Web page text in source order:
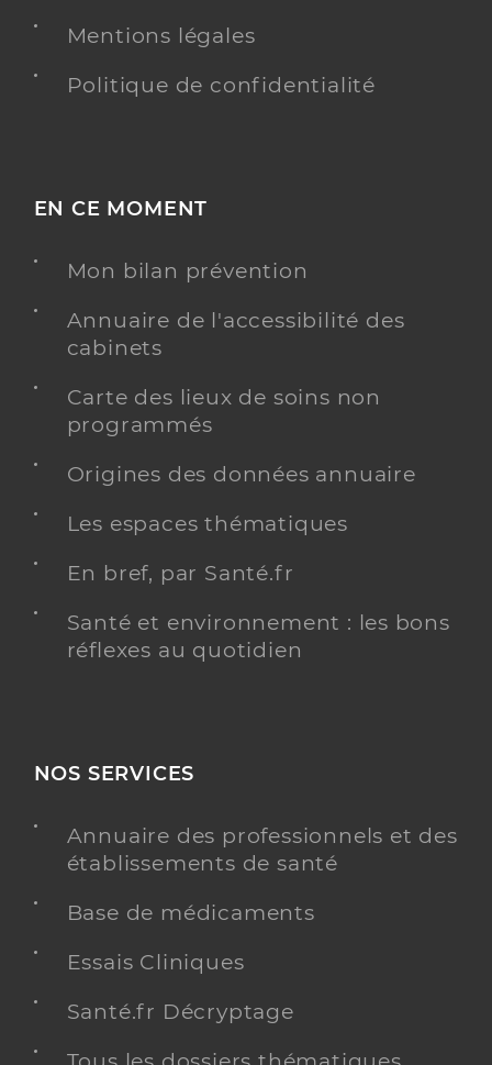
Mentions légales
Politique de confidentialité
EN CE MOMENT
Mon bilan prévention
Annuaire de l'accessibilité des
cabinets
Carte des lieux de soins non
programmés
Origines des données annuaire
Les espaces thématiques
En bref, par Santé.fr
Santé et environnement : les bons
réflexes au quotidien
NOS SERVICES
Annuaire des professionnels et des
établissements de santé
Base de médicaments
Essais Cliniques
Santé.fr Décryptage